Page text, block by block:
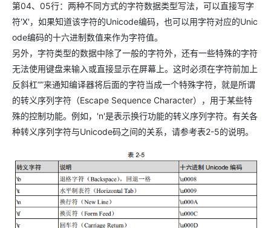
第04、05行：两种不同方式的字符数据类型写法，可以直接写字
符'X'，如果知道该字符的Unicode编码，也可以用字符对应的Unic
ode编码的十六进制数值来作为字符值。
另外，字符类型的数据中除了一般的字符外，还有一些特殊的字符
无法使用键盘来输入或直接显示在屏幕上。这时必须在字符前加上
反斜杠“”来通知编译器将后面的字符当成一个特殊字符，就是所谓
的转义序列字符（Escape Sequence Character），用于某些特
殊的控制功能。例如，'n'是表示换行功能的转义序列字符。有关各
种转义序列字符与Unicode码之间的关系，请参考表2-5的说明。